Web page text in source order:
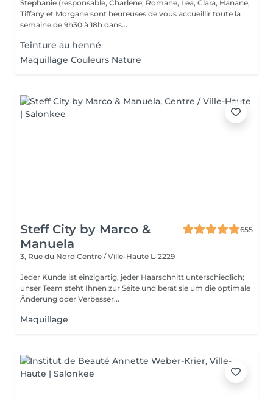
Stephanie (responsable, Charlene, Romane, Lea, Clara, Hanane,
Tiffany et Morgane sont heureuses de vous accueillir toute la
semaine de 9h30 à 18h dans...
Teinture au henné
Maquillage Couleurs Nature
Steff City by Marco &
Manuela
655
3, Rue du Nord Centre / Ville-Haute L-2229
Jeder Kunde ist einzigartig, jeder Haarschnitt unterschiedlich;
unser Team steht Ihnen zur Seite und berät sie um die optimale
Änderung oder Verbesser...
Maquillage